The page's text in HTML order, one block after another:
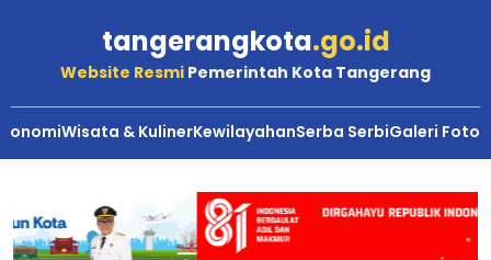
tangerangkota.go.id
Website Resmi Pemerintah Kota Tangerang
Wisata & KulinerKewilayahanSerba SerbiGaleri Foto